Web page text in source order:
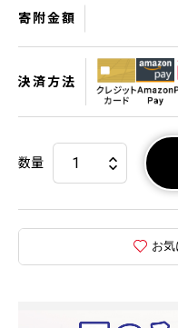
寄附金額
決済方法
数量
お気